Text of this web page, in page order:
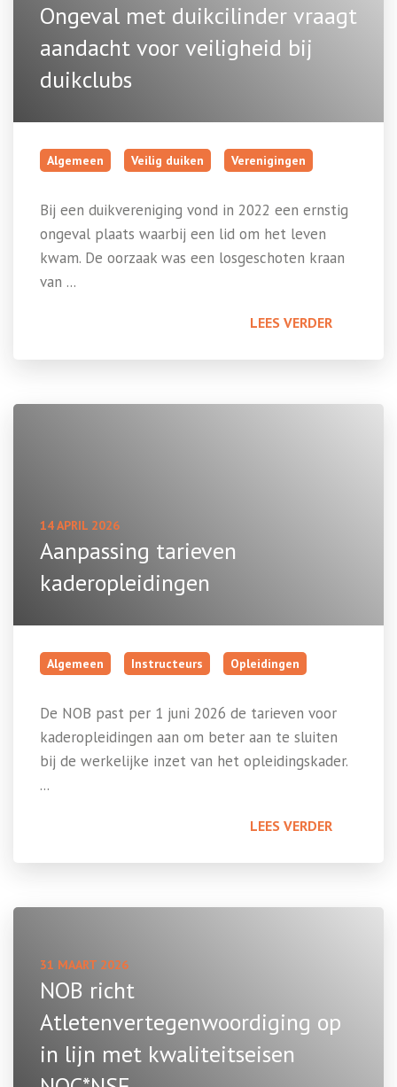
Ongeval met duikcilinder vraagt
aandacht voor veiligheid bij
duikclubs
Algemeen Veilig duiken Verenigingen
Bij een duikvereniging vond in 2022 een ernstig
ongeval plaats waarbij een lid om het leven
kwam. De oorzaak was een losgeschoten kraan
van ...
LEES VERDER
14 APRIL 2026
Aanpassing tarieven
kaderopleidingen
Algemeen Instructeurs Opleidingen
De NOB past per 1 juni 2026 de tarieven voor
kaderopleidingen aan om beter aan te sluiten
bij de werkelijke inzet van het opleidingskader.
...
LEES VERDER
31 MAART 2026
NOB richt
Atletenvertegenwoordiging op
in lijn met kwaliteitseisen